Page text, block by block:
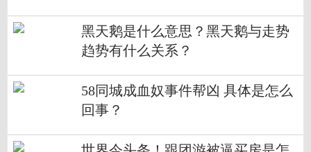
黑天鹅是什么意思？黑天鹅与走势
趋势有什么关系？
58同城成血奴事件帮凶 具体是怎么
回事？